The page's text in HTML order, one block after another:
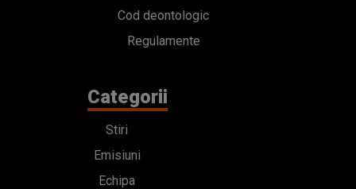
Cod deontologic
Regulamente
Categorii
Stiri
Emisiuni
Echipa